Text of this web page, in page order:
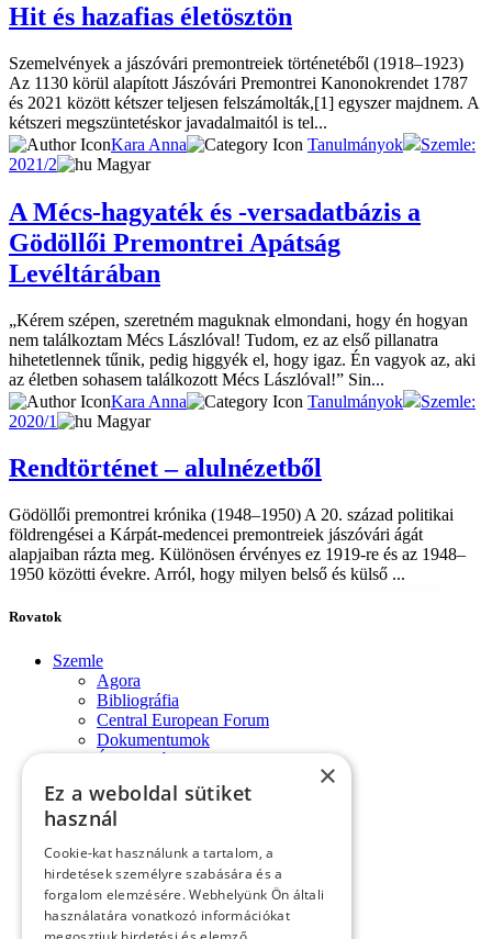
Hit és hazafias életösztön
Szemelvények a jászóvári premontreiek történetéből (1918–1923)
Az 1130 körül alapított Jászóvári Premontrei Kanonokrendet 1787
és 2021 között kétszer teljesen felszámolták,[1] egyszer majdnem. A
kétszeri megszüntetéskor javadalmaitól is tel...
Kara Anna
Tanulmányok
Szemle:
2021/2
Magyar
A Mécs-hagyaték és -versadatbázis a
Gödöllői Premontrei Apátság
Levéltárában
„Kérem szépen, szeretném maguknak elmondani, hogy én hogyan
nem találkoztam Mécs Lászlóval! Tudom, ez az első pillanatra
hihetetlennek tűnik, pedig higgyék el, hogy igaz. Én vagyok az, aki
az életben sohasem találkozott Mécs Lászlóval!” Sin...
Kara Anna
Tanulmányok
Szemle:
2020/1
Magyar
Rendtörténet – alulnézetből
Gödöllői premontrei krónika (1948–1950) A 20. század politikai
földrengései a Kárpát-medencei premontreiek jászóvári ágát
alapjaiban rázta meg. Különösen érvényes ez 1919-re és az 1948–
1950 közötti évekre. Arról, hogy milyen belső és külső ...
Rovatok
Szemle
Agora
Bibliográfia
Central European Forum
Dokumentumok
Évforduló
Impresszum
Konferencia
Kósa László köszöntése
Köszöntő
Közlemények
Kronológia
×
Ez a weboldal sütiket
használ
Cookie-kat használunk a tartalom, a
hirdetések személyre szabására és a
forgalom elemzésére. Webhelyünk Ön általi
használatára vonatkozó információkat